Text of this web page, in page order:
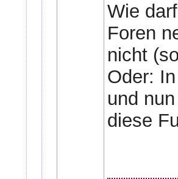
Wie
Foren
nicht
Oder:
und
diese